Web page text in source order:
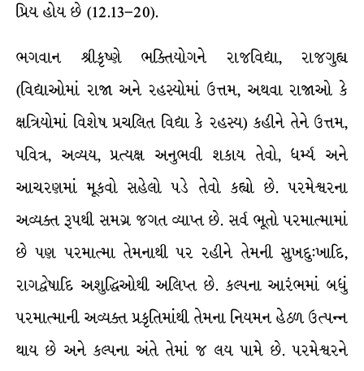
પ્રિય હોય છે (12.13–20).
ભગવાન શ્રીકૃષ્ણે ભક્તિયોગને રાજવિદ્યા, રાજગુહ્ય
(વિદ્યાઓમાં રાજા અને રહસ્યોમાં ઉત્તમ, અથવા રાજાઓ કે
ક્ષત્રિયોમાં વિશેષ પ્રચલિત વિદ્યા કે રહસ્ય) કહીને તેને ઉત્તમ,
પવિત્ર, અવ્યય, પ્રત્યક્ષ અનુભવી શકાય તેવો, ધર્મ્ય અને
આચરણમાં મૂકવો સહેલો પડે તેવો કહ્યો છે. પરમેશ્વરના
અવ્યક્ત રૂપથી સમગ્ર જગત વ્યાપ્ત છે. સર્વ ભૂતો પરમાત્મામાં
છે પણ પરમાત્મા તેમનાથી પર રહીને તેમની સુખદુ:ખાદિ,
રાગદ્વેષાદિ અશુદ્ધિઓથી અલિપ્ત છે. કલ્પના આરંભમાં બધું
પરમાત્માની અવ્યક્ત પ્રકૃતિમાંથી તેમના નિયમન હેઠળ ઉત્પન્ન
થાય છે અને કલ્પના અંતે તેમાં જ લય પામે છે. પરમેશ્વરને